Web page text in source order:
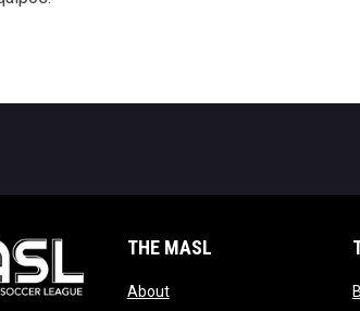
THE MASL
Aboutopens in new window